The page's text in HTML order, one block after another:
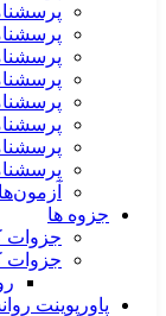
جزوه ها
جزوات
جزوات
پاورپوینت